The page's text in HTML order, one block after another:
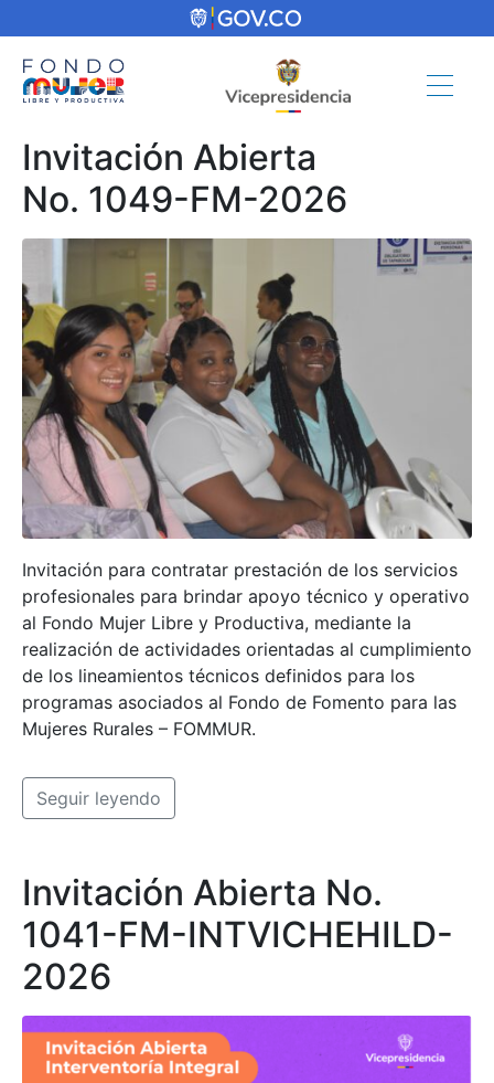
Invitación Abierta
No. 1049-FM-2026
Invitación para contratar prestación de los servicios
profesionales para brindar apoyo técnico y operativo
al Fondo Mujer Libre y Productiva, mediante la
realización de actividades orientadas al cumplimiento
de los lineamientos técnicos definidos para los
programas asociados al Fondo de Fomento para las
Mujeres Rurales – FOMMUR.
Seguir leyendo
Invitación Abierta No.
1041-FM-INTVICHEHILD-
2026